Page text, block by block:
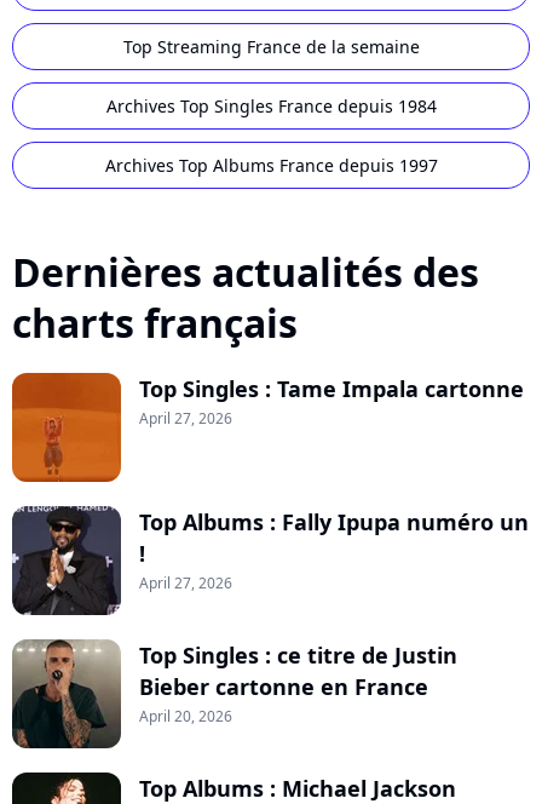
Top Streaming France de la semaine
Archives Top Singles France depuis 1984
Archives Top Albums France depuis 1997
Dernières actualités des
charts français
Top Singles : Tame Impala cartonne
April 27, 2026
Top Albums : Fally Ipupa numéro un
!
April 27, 2026
Top Singles : ce titre de Justin
Bieber cartonne en France
April 20, 2026
Top Albums : Michael Jackson